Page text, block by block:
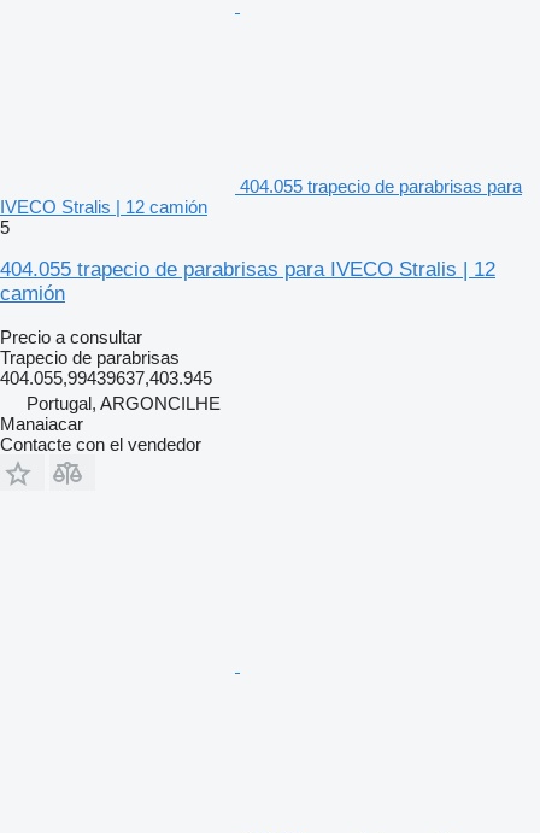
404.055 trapecio de parabrisas para
IVECO Stralis | 12 camión
5
404.055 trapecio de parabrisas para IVECO Stralis | 12
camión
Precio a consultar
Trapecio de parabrisas
404.055,99439637,403.945
Portugal, ARGONCILHE
Manaiacar
Contacte con el vendedor